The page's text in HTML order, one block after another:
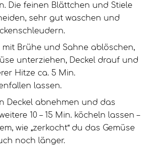
Die feinen Blättchen und Stiele
sehr gut waschen und
mit Brühe und Sahne ablöschen,
unterziehen, Deckel drauf und
Hitze ca. 5 Min.
lassen.
Deckel abnehmen und das
10 – 15 Min. köcheln lassen –
wie „zerkocht“ du das Gemüse
noch länger.